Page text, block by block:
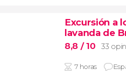
Excursión a
lavanda de
8,8 / 10 33
7 horas